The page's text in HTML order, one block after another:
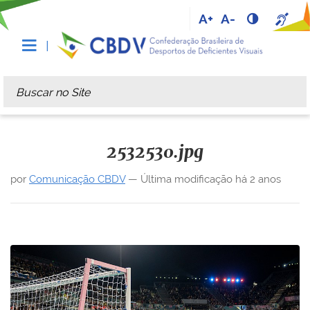
A+ A-
Busca
Busca Avançada…
2532530.jpg
por Comunicação CBDV— Última modificação há 2 anos